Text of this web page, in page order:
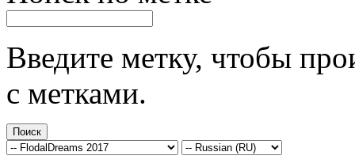
Введите метку, чтобы
с метками.